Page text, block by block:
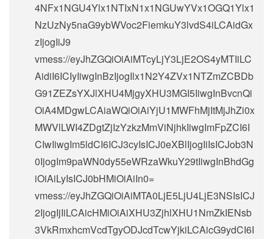
4NFx1NGU4Ylx1NTIxN1x1NGUwYVx1OGQ1Ylx1
NzUzNy5naG9ybWVoc2FiemkuY3lvdS4iLCAidGx
zIjogIiJ9
vmess://eyJhZGQiOiAiMTcyLjY3LjE2OS4yMTIiLC
AidiI6ICIyIiwgInBzIjogIlx1N2Y4ZVx1NTZmZCBDb
G91ZEZsYXJlXHU4MjgyXHU3MGI5IiwgInBvcnQi
OiA4MDgwLCAiaWQiOiAiYjU1MWFhMjItMjJhZi0x
MWVlLWI4ZDgtZjIzYzkzMmViNjhkIiwgImFpZCI6I
CIwIiwgIm5ldCI6ICJ3cyIsICJ0eXBlIjogIiIsICJob3N
0IjogIm9paWN0dy55eWRzaWkuY29tIiwgInBhdGg
iOiAiLyIsICJ0bHMiOiAiIn0=
vmess://eyJhZGQiOiAiMTA0LjE5LjU4LjE3NSIsICJ
2IjogIjIiLCAicHMiOiAiXHU3ZjhlXHU1NmZkIENsb
3VkRmxhcmVcdTgyODJcdTcwYjkiLCAicG9ydCI6I